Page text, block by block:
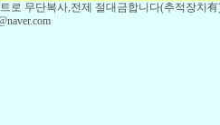
로 무단복사,전제 절대금합니다(추적장치